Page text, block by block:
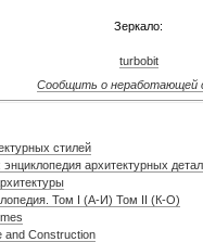
Зеркало:
turbobit
Сообщить о неработающей
стилей
архитектурных
Том I (А-И) Том II (К-О)
and Construction